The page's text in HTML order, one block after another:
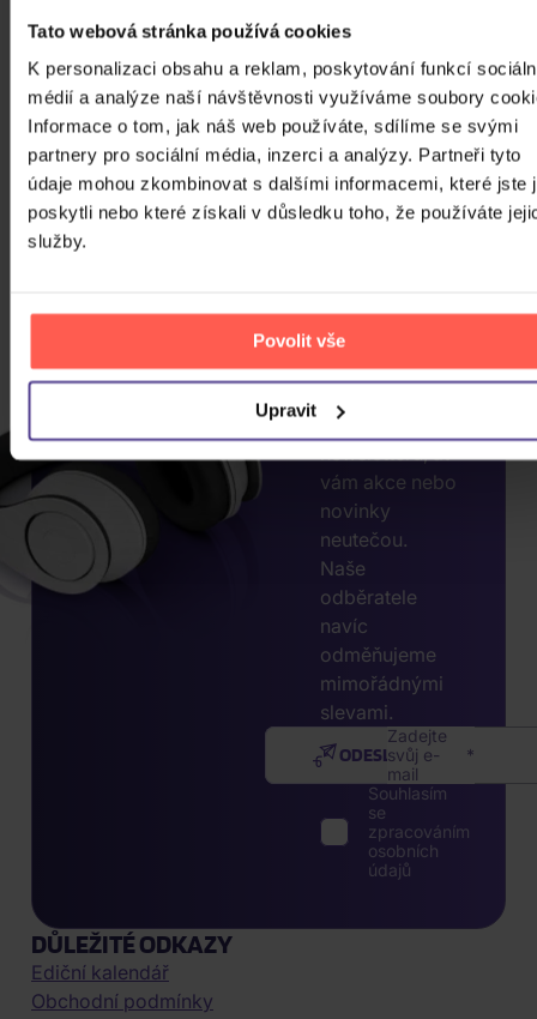
Tato webová stránka používá cookies
K personalizaci obsahu a reklam, poskytování funkcí
médií a analýze naší návštěvnosti využíváme soubory
Informace o tom, jak náš web používáte, sdílíme se svými
partnery pro sociální média, inzerci a analýzy. Partneři tyto
údaje mohou zkombinovat s dalšími informacemi, které jste
poskytli nebo které získali v důsledku toho, že používáte
služby.
Povolit vše
Upravit
CHCETE
JEŠTĚ
ZADEJTE
E-MAIL.
odběru našeho
newsletteru, ať
vám akce nebo
novinky
neutečou.
Naše
odběratele
navíc
odměňujeme
mimořádnými
slevami.
Zadejte
svůj e-
mail
ODESLAT
Souhlasím
se
zpracováním
osobních
údajů
DŮLEŽITÉ ODKAZY
Ediční kalendář
Obchodní podmínky